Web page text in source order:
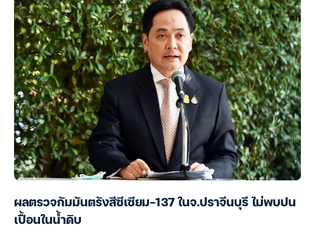
ผลตรวจกัมมันตรังสีซีเซียม-137 ในจ.ปราจีนบุรี ไม่พบปน
เปื้อนในน้ำดิบ